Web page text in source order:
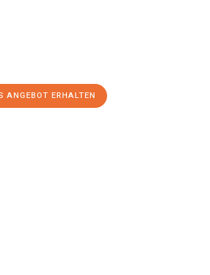
ANGEBOT ERHALTEN